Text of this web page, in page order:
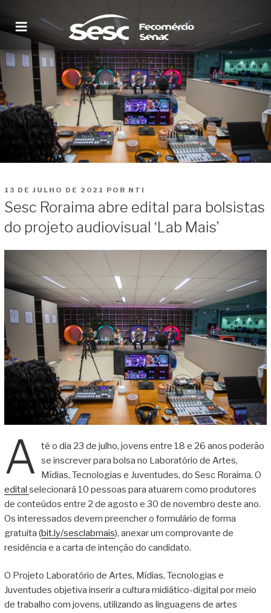
para
conteúdo
SESC RORAIMA
Site institucional
PUBLICADO
EM
13 DE JULHO DE 2021 POR NTI
Sesc Roraima abre edital para bolsistas
do projeto audiovisual ‘Lab Mais’
A
té o dia 23 de julho, jovens entre 18 e 26 anos poderão
se inscrever para bolsa no Laboratório de Artes,
Mídias, Tecnologias e Juventudes, do Sesc Roraima. O
edital selecionará 10 pessoas para atuarem como produtores
de conteúdos entre 2 de agosto e 30 de novembro deste ano.
Os interessados devem preencher o formulário de forma
gratuita (bit.ly/sesclabmais), anexar um comprovante de
residência e a carta de intenção do candidato.
O Projeto Laboratório de Artes, Mídias, Tecnologias e
Juventudes objetiva inserir a cultura midiático-digital por meio
de trabalho com jovens, utilizando as linguagens de artes